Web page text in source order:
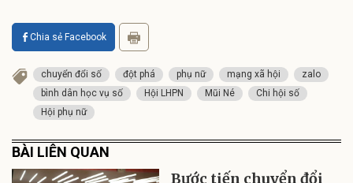
Chia sẻ Facebook
chuyển đổi số đột phá phụ nữ mạng xã hội
zalo
bình dân học vụ số
Hội LHPN Mũi Né
Chi hội số
Hội phụ nữ
BÀI LIÊN QUAN
Bước tiến chuyển đổi